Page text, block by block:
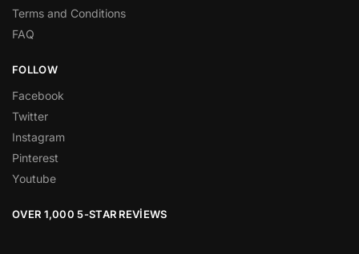
Terms and Conditions
FAQ
FOLLOW
Facebook
Twitter
Instagram
Pinterest
Youtube
OVER 1,000 5-STAR REVIEWS